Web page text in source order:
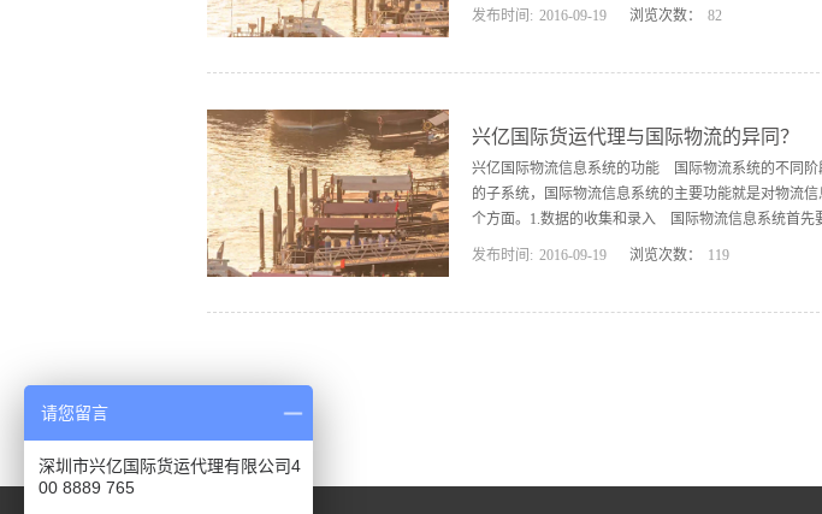
储管理系统管理储存业务的收发、分拣、摆放、补货
发布时间: 2016-09-19 浏览次数： 82
兴亿国际货运代理与国际物流的异同？
兴亿国际物流信息系统的功能 国际物流系统的不同
的子系统，国际物流信息系统的主要功能就是对物流
个方面。1.数据的收集和录入 国际物流信息系统首先
统能力的一个重要方面。信息处理能力的 5.信息的
发布时间: 2016-09-19 浏览次数： 119
请您留言
深圳市兴亿国际货运代理有限公司4
00 8889 765